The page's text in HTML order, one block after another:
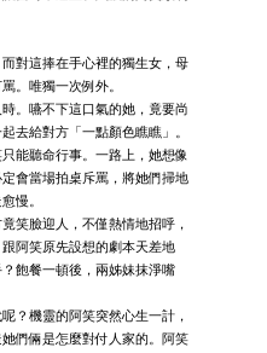
對這捧在手心裡的獨生女，母
。唯獨一次例外。
。嚥不下這口氣的她，竟要尚
去給對方「一點顏色瞧瞧」。
能聽命行事。一路上，她想像
會當場拍桌斥罵，將她們掃地
慢。
笑臉迎人，不僅熱情地招呼，
阿笑原先設想的劇本天差地
飽餐一頓後，兩姊妹抹淨嘴
？機靈的阿笑突然心生一計，
們倆是怎麼對付人家的。阿笑